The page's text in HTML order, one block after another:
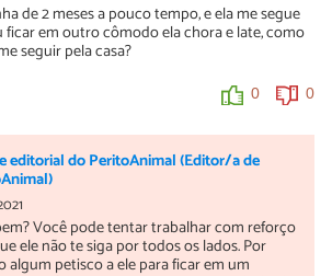
de 2 meses a pouco tempo, e ela me segue
ficar em outro cômodo ela chora e late, como
seguir pela casa?
0 0
editorial do PeritoAnimal (Editor/a de
Você pode tentar trabalhar com reforço
ele não te siga por todos os lados. Por
algum petisco a ele para ficar em um